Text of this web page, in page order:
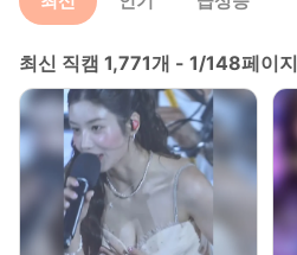
최신 직캠 1,771개 - 1/148페이지